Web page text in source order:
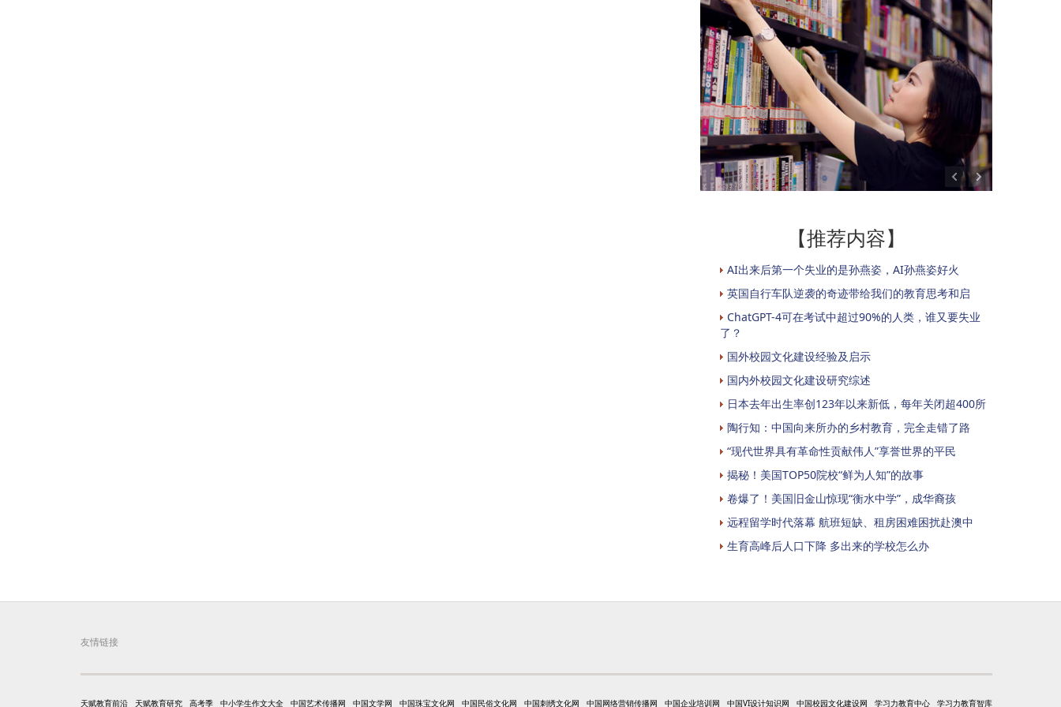
【推荐内容】
AI出来后第一个失业的是孙燕姿，AI孙燕姿好火
英国自行车队逆袭的奇迹带给我们的教育思考和启
ChatGPT-4可在考试中超过90%的人类，谁又要失业
了？
国外校园文化建设经验及启示
国内外校园文化建设研究综述
日本去年出生率创123年以来新低，每年关闭超400所
陶行知：中国向来所办的乡村教育，完全走错了路
“现代世界具有革命性贡献伟人”享誉世界的平民
揭秘！美国TOP50院校“鲜为人知”的故事
卷爆了！美国旧金山惊现“衡水中学”，成华裔孩
远程留学时代落幕 航班短缺、租房困难困扰赴澳中
生育高峰后人口下降 多出来的学校怎么办
友情链接
天赋教育前沿 天赋教育研究 高考季 中小学生作文大全 中国艺术传播网 中国文学网 中国珠宝文化网 中国民俗文化网 中国刺绣文化网 中国网络营销传播网 中国企业培训网 中国VI设计知识网 中国校园文化建设网 学习力教育中心 学习力教育智库